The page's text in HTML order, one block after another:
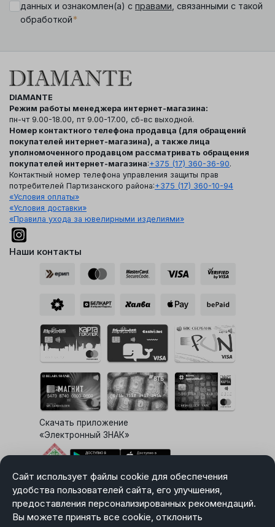
Сайт использует файлы cookie для обеспечения
удобства пользователей сайта, его улучшения,
предоставления персонализированных рекомендаций.
Вы можете принять все cookie, отклонить
данных и ознакомлен(а) с правами , связанными с такой
обработкой*
DIAMANTE
Режим работы менеджера интернет-магазина:
пн-чт 9.00-18.00, пт 9.00-17.00, сб-вс выходной.
Номер контактного телефона продавца (для обращений
покупателей интернет-магазина), а также лица
уполномоченного продавцом рассматривать обращения
покупателей интернет-магазина:+375 (17) 360-36-90.
Контактный номер телефона управления защиты прав
потребителей Партизанского района:+375 (17) 360-10-94
«Условия оплаты»
«Условия доставки»
«Правила ухода за ювелирными изделиями»
Наши контакты
Скачать приложение
«Электронный ЗНАК»
Выбор настроек Cookie